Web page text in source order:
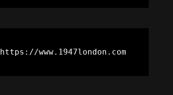
https://www.1947london.com